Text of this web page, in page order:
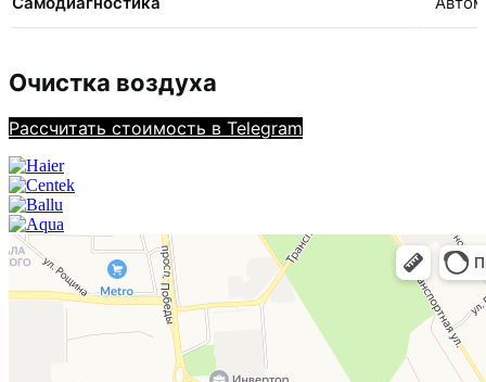
Очистка воздуха
Рассчитать стоимость в Telegram